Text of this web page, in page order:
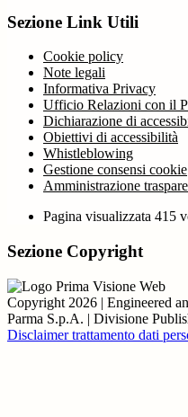
Sezione Link Utili
Cookie policy
Note legali
Informativa Privacy
Ufficio Relazioni con il
Dichiarazione di
Obiettivi di accessibilità
Whistleblowing
Gestione consensi cookie
Amministrazione
Pagina visualizzata 415
Sezione Copyright
Copyright 2026 | Engineered
Parma S.p.A. | Divisione
Disclaimer trattamento dati